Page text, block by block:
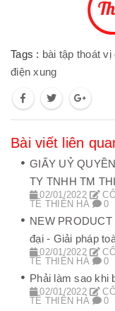
Tags : bài tập thoát vị
điện xung
Bài viết liên
GIẤY UỶ
TY TNHH TM
02/01/2022
TẾ THIÊN HÀ
0
NEW
đại - Giải pháp
02/01/2022
TẾ THIÊN HÀ
0
Phải làm sao khi
02/01/2022
TẾ THIÊN HÀ
0